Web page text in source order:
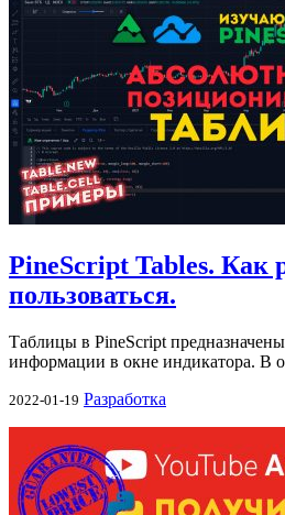
PineScript Tables. Как
пользоваться.
Таблицы в PineScript
информации в окне индикатора. В
2022-01-19 Разработка